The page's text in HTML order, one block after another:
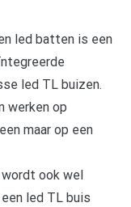
led batten is een
led TL buizen.
werken op
maar op een
ook wel
led TL buis